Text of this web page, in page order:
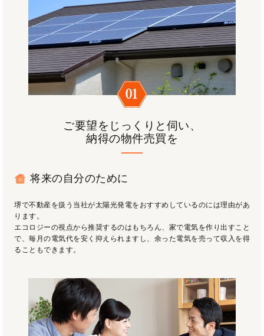
ご要望をじっくりと伺い、
納得の物件売買を
将来の自分のために
堺で不動産を扱う当社が太陽光発電をおすすめしているのには理由があ
ります。
エコロジーの視点から推奨するのはもちろん、家で電気を作り出すこと
で、毎月の電気代を安く抑えられますし、余った電気を売って収入を得
ることもできます。